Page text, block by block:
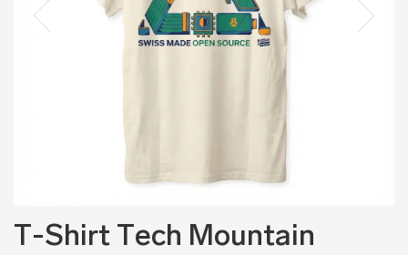
T-Shirt Tech Mountain